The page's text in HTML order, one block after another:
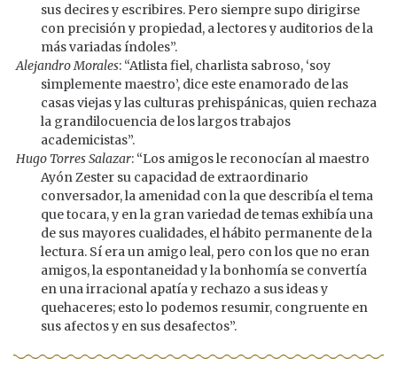
sus decires y escribires. Pero siempre supo dirigirse
con precisión y propiedad, a lectores y auditorios de la
más variadas índoles”.
Alejandro Morales: “Atlista fiel, charlista sabroso, ‘soy
simplemente maestro’, dice este enamorado de las
casas viejas y las culturas prehispánicas, quien rechaza
la grandilocuencia de los largos trabajos
academicistas”.
Hugo Torres Salazar: “Los amigos le reconocían al maestro
Ayón Zester su capacidad de extraordinario
conversador, la amenidad con la que describía el tema
que tocara, y en la gran variedad de temas exhibía una
de sus mayores cualidades, el hábito permanente de la
lectura. Sí era un amigo leal, pero con los que no eran
amigos, la espontaneidad y la bonhomía se convertía
en una irracional apatía y rechazo a sus ideas y
quehaceres; esto lo podemos resumir, congruente en
sus afectos y en sus desafectos”.